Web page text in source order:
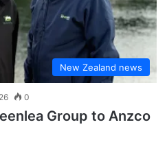
New Zealand news
0
Group to Anzco